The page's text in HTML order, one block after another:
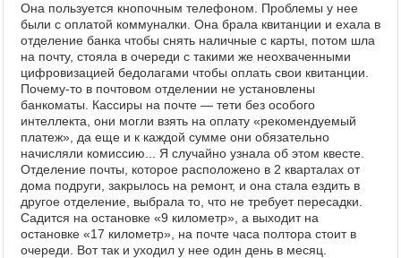
Фототоп
Видеотоп
Она пользуется кнопочным телефоном. Проблемы у нее
были с оплатой коммуналки. Она брала квитанции и ехала в
отделение банка чтобы снять наличные с карты, потом шла
на почту, стояла в очереди с такими же неохваченными
цифровизацией бедолагами чтобы оплать свои квитанции.
Почему-то в почтовом отделении не установлены
банкоматы. Кассиры на почте — тети без особого
интеллекта, они могли взять на оплату «рекомендуемый
платеж», да еще и к каждой сумме они обязательно
начисляли комиссию... Я случайно узнала об этом квесте.
Отделение почты, которое расположено в 2 кварталах от
дома подруги, закрылось на ремонт, и она стала ездить в
другое отделение, выбрала то, что не требует пересадки.
Садится на остановке «9 километр», а выходит на
остановке «17 километр», на почте часа полтора стоит в
очереди. Вот так и уходил у нее один день в месяц.